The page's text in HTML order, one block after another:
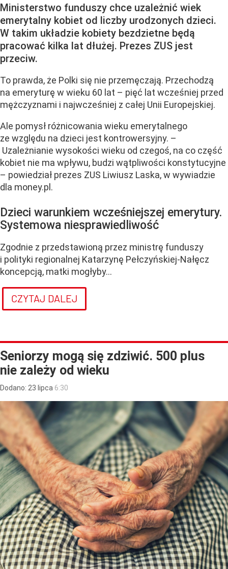
Ministerstwo funduszy chce uzależnić wiek
emerytalny kobiet od liczby urodzonych dzieci.
W takim układzie kobiety bezdzietne będą
pracować kilka lat dłużej. Prezes ZUS jest
przeciw.
To prawda, że Polki się nie przemęczają. Przechodzą
na emeryturę w wieku 60 lat – pięć lat wcześniej przed
mężczyznami i najwcześniej z całej Unii Europejskiej.
Ale pomysł różnicowania wieku emerytalnego
ze względu na dzieci jest kontrowersyjny. –
Uzależnianie wysokości wieku od czegoś, na co część
kobiet nie ma wpływu, budzi wątpliwości konstytucyjne
– powiedział prezes ZUS Liwiusz Laska, w wywiadzie
dla money.pl.
Dzieci warunkiem wcześniejszej emerytury.
Systemowa niesprawiedliwość
Zgodnie z przedstawioną przez ministrę funduszy
i polityki regionalnej Katarzynę Pełczyńskiej-Nałęcz
koncepcją, matki mogłyby...
CZYTAJ DALEJ
Seniorzy mogą się zdziwić. 500 plus
nie zależy od wieku
Dodano: 23 lipca 6:30